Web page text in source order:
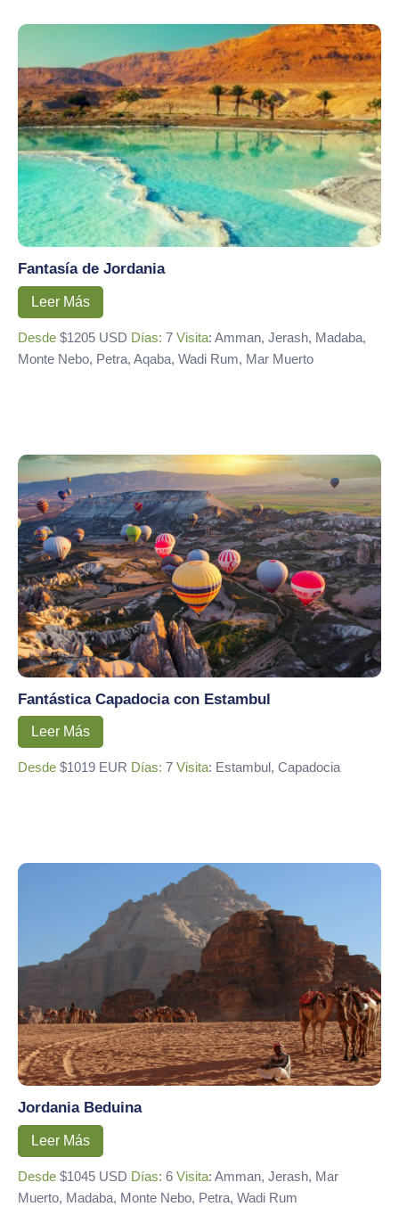
Fantasía de Jordania
Leer Más
Desde $1205 USD Días: 7 Visita: Amman, Jerash, Madaba,
Monte Nebo, Petra, Aqaba, Wadi Rum, Mar Muerto
Fantástica Capadocia con Estambul
Leer Más
Desde $1019 EUR Días: 7 Visita: Estambul, Capadocia
Jordania Beduina
Leer Más
Desde $1045 USD Días: 6 Visita: Amman, Jerash, Mar
Muerto, Madaba, Monte Nebo, Petra, Wadi Rum